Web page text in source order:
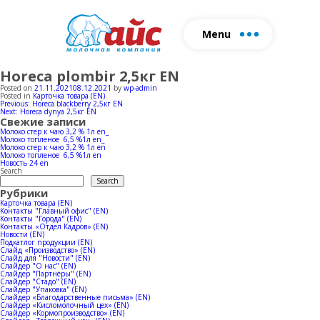
Menu
Fill out the form and we will
contact you
About us Production
Horeca plombir 2,5кг EN
Posted on 21.11.202108.12.2021 by wp-admin
Posted in Карточка товара (EN)
Post
navigation
Previous: Horeca blackberry 2,5кг EN
Next: Horeca dynya 2,5кг EN
Свежие записи
Молоко стер к чаю 3,2 % 1л en_
Молоко топленое 6,5 %1л en_
Молоко стер к чаю 3,2 % 1л en
Молоко топленое 6,5 %1л en
Новость 24 en
Search
Search
Рубрики
Карточка товара (EN)
Контакты "Главный офис" (EN)
Контакты "Города" (EN)
Контакты «Отдел Кадров» (EN)
Новости (EN)
Подкатлог продукции (EN)
Слайд «Производство» (EN)
Слайд для "Новости" (EN)
Слайдер "О нас" (EN)
Слайдер "Партнёры" (EN)
Слайдер "Стадо" (EN)
Слайдер "Упаковка" (EN)
Слайдер «Благодарственные письма» (EN)
Слайдер «Кисломолочный цех» (EN)
Слайдер «Кормопроизводство» (EN)